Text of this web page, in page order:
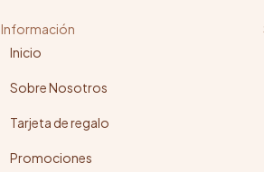
Información
Inicio
Sobre Nosotros
Tarjeta de regalo
Promociones